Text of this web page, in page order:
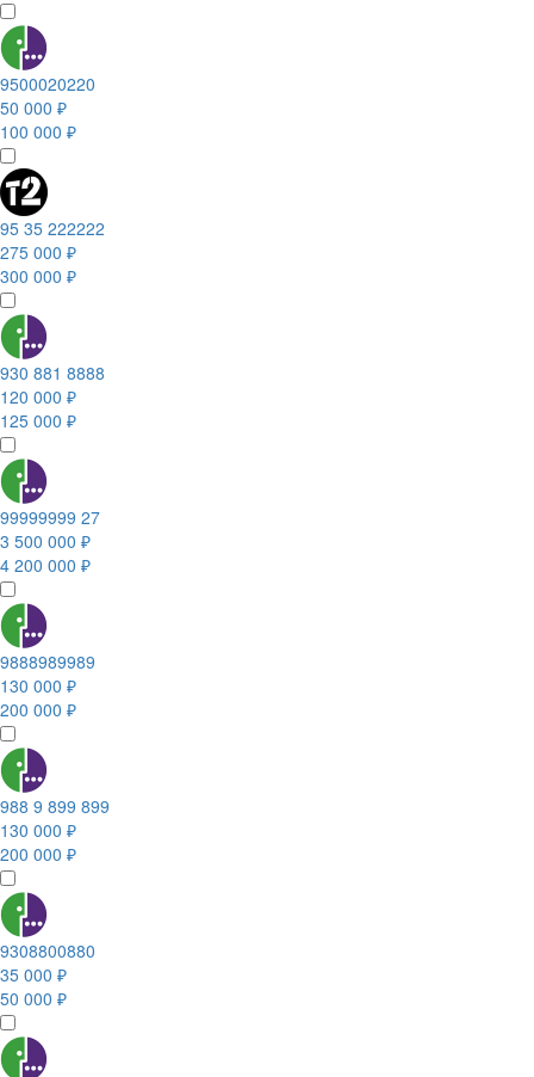
9500020220
50 000 ₽
100 000 ₽
95 35 222222
275 000 ₽
300 000 ₽
930 881 8888
120 000 ₽
125 000 ₽
99999999 27
3 500 000 ₽
4 200 000 ₽
9888989989
130 000 ₽
200 000 ₽
988 9 899 899
130 000 ₽
200 000 ₽
9308800880
35 000 ₽
50 000 ₽